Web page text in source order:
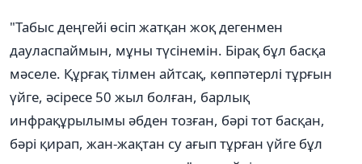
"Табыс деңгейі өсіп жатқан жоқ дегенмен
дауласпаймын, мұны түсінемін. Бірақ бұл басқа
мәселе. Құрғақ тілмен айтсақ, көппәтерлі тұрғын
үйге, әсіресе 50 жыл болған, барлық
инфрақұрылымы әбден тозған, бәрі тот басқан,
бәрі қирап, жан-жақтан су ағып тұрған үйге бұл